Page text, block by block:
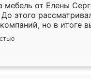
мебель от Елены
До этого
но в итоге
обговорили условия,
всё спокойно
Изготовили в